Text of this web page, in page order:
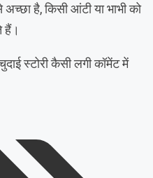
है, किसी आंटी या भाभी को
हैं।
स्टोरी कैसी लगी कॉमेंट में